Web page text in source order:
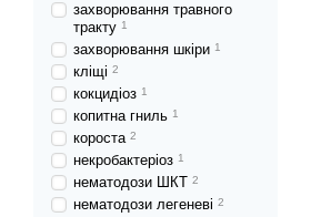
захворювання травного
тракту 1
захворювання шкіри 1
кліщі 2
кокцидіоз 1
копитна гниль 1
короста 2
некробактеріоз 1
нематодози ШКТ 2
нематодози легеневі 2